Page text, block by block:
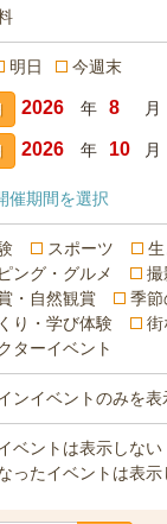
明日 今週末
年 月
年 月
催期間を選択
スポーツ
ング・グルメ
撮
・自然観賞
季節
り・学び体験
街
ターイベント
ンイベントのみを表
ベントは表示しない
ったイベントは表示